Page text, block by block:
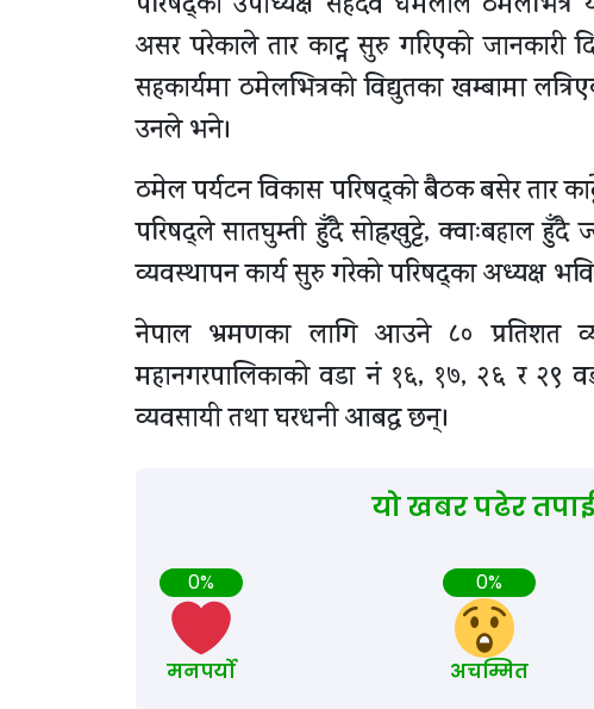
असर परेकाले तार काट्न सुरु गरिएको जानकारी
सहकार्यमा ठमेलभित्रको विद्युतका खम्बामा
उनले भने।
ठमेल पर्यटन विकास परिषद्को बैठक बसेर तार
परिषद्ले सातघुम्ती हुँदै सोह्रखुट्टे, क्वाःबहाल हुँदै
व्यवस्थापन कार्य सुरु गरेको परिषद्का अध्यक्ष
नेपाल भ्रमणका लागि आउने ८० प्रतिशत
महानगरपालिकाको वडा नं १६, १७, २६ र २९
व्यवसायी तथा घरधनी आबद्ध छन्।
यो खबर पढेर
0%
मनपर्यो
0%
अचम्मित